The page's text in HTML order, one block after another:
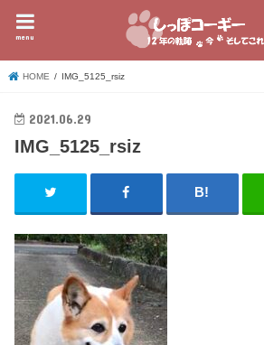
menu
HOME IMG_5125_rsiz
2021.06.29
IMG_5125_rsiz